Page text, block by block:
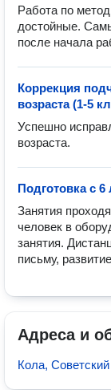
Работа по
достойные.
после начала
Коррекция
возраста (1-5
Успешно
возраста.
Подготовка с 6
Занятия
человек в
занятия.
письму,
Адреса и
Кола, Советский